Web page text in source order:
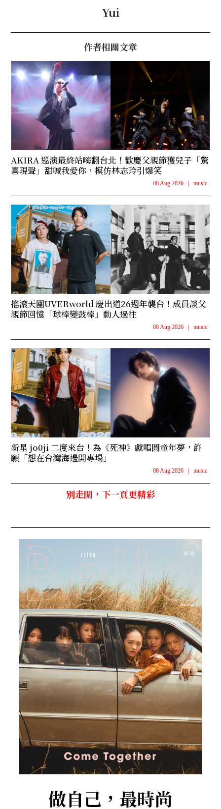
Yui
作者相關文章
AKIRA 巡演最終站嗨翻台北！歡慶父親節獲兒子「驚
喜現聲」甜喊我愛你，模仿林志玲引爆笑
08 Aug 2026 | music
搖滾天團UVERworld 慶出道26週年襲台！成員談父
親節回憶「球棒變鼓棒」動人過往
08 Aug 2026 | music
新星 jo0ji 二度來台！為《死神》獻唱圓童年夢，許
願「想在台灣海邊開專場」
08 Aug 2026 | music
別走開，下一頁更精彩
做自己，最時尚